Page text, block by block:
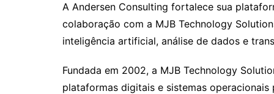
A Andersen Consulting fortalece sua
colaboração com a MJB Technology
inteligência artificial, análise de dados e
Fundada em 2002, a MJB Technology
plataformas digitais e sistemas